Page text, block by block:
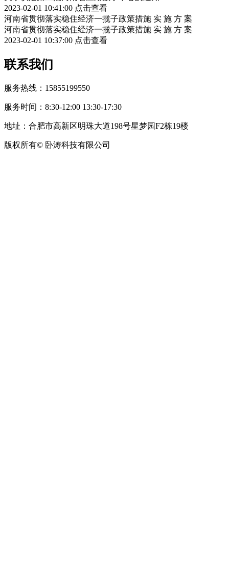
2023-02-01 10:41:00 点击查看
河南省贯彻落实稳住经济一揽子政策措施 实 施 方 案
河南省贯彻落实稳住经济一揽子政策措施 实 施 方 案
2023-02-01 10:37:00 点击查看
联系我们
服务热线：15855199550
服务时间：8:30-12:00 13:30-17:30
地址：合肥市高新区明珠大道198号星梦园F2栋19楼
版权所有© 卧涛科技有限公司